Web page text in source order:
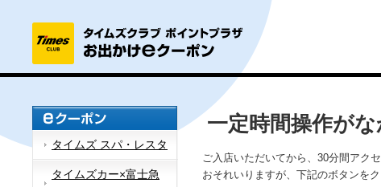
タイムズ スパ・レスタ
タイムズカー×富士急
一定時間操作が
ご入店いただいてから、30分間アク
おそれいりますが、下記のボタンを